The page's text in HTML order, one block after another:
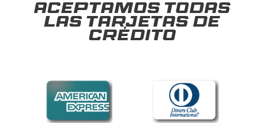
Aceptamos todas
las tarjetas de
crédito